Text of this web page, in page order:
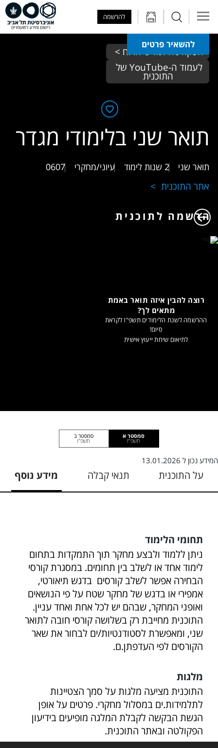
להרשמה
להשאיר פרטים
הפקולטה למדעי הרוח >
לעמוד ה-YouTube של
התוכנית
תואר שני בלימודי מגדר
תואר שני 2 שנות לימוד עיוני/מחקרי 0607
אתר התוכנית
הרשמה לתוכנית
רוצה להבין איזה תואר באמת
מתאים לך?
ההרשמה לשנת הלימודים תשפ"ז לקראת
סיום!
לתיאום שיחת ייעוץ אישית
סמסטר א
תשפ"ז
סמסטר ב
תשפ"ו
המידע נכון ל 13.01.2026
על התוכנית תנאי קבלה מידע נוסף
תחומי הלימוד
ניתן ללמוד ולבצע מחקר תוך התמקדות בתחום
לימוד אחד או לשלב בין תחומים. במסגרת קורסי
הבחירה אפשר לשלב קורסים בדגש תיאורטי,
אמפירי או בדגש של מחקר שטח על פי הנושאים
ואופני המחקר, שבהם יש לכל אחת ואחד עניין.
התוכנית מחייבת רק בשלושה קורסי חובה לתואר
שני, ומאפשרת לסטודנטיות/ים לבחור את שאר
הקורסים לפי העדפתן.ם.
מלגות
התוכנית מציעה מלגות על סמך הצטיינות
לתלמידות.ים במסלול מחקרי. פרטים על אופן
הגשת הבקשה לקבלת המלגה מופיעים בידיעון
הפקולטה ובאתר התוכנית.